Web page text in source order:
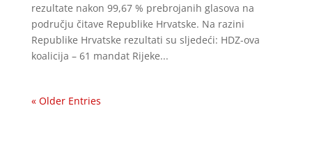
rezultate nakon 99,67 % prebrojanih glasova na
području čitave Republike Hrvatske. Na razini
Republike Hrvatske rezultati su sljedeći: HDZ-ova
koalicija – 61 mandat Rijeke...
« Older Entries